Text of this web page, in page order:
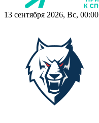
13 сентября 2026, Вс, 00:00